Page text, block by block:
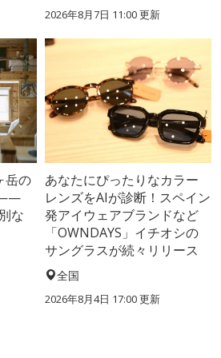
2026年8月7日 11:00更新
岳の
な
あなたにぴったりなカラー
レンズをAIが診断！スペイン
発アイウェアブランドなど
「OWNDAYS」イチオシの
サングラスが続々リリース
全国
2026年8月4日 17:00更新